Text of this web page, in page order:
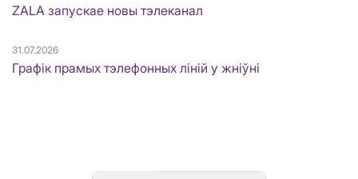
ZALA запускае новы тэлеканал
31.07.2026
Графік прамых тэлефонных ліній у жніўні